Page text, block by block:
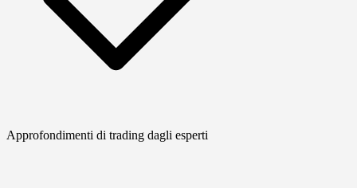
Approfondimenti di trading dagli esperti